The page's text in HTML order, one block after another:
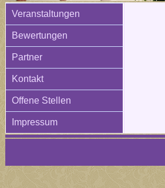
Veranstaltungen
Bewertungen
Partner
Kontakt
Offene Stellen
Impressum